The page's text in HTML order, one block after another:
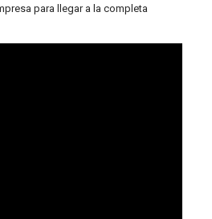
para llegar a la completa